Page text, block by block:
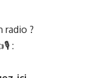
radio ?
: